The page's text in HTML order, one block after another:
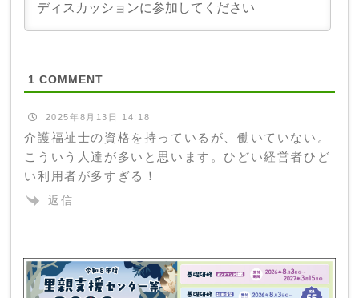
1 COMMENT
2025年8月13日 14:18
介護福祉士の資格を持っているが、働いていない。
こういう人達が多いと思います。ひどい経営者ひど
い利用者が多すぎる！
返信